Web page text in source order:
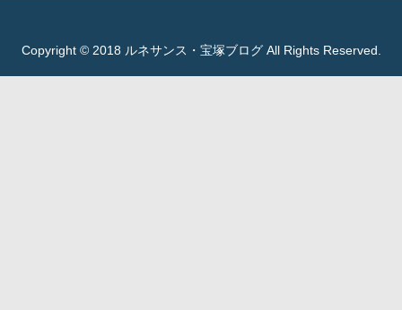
Copyright © 2018 ルネサンス・宝塚ブログ All Rights Reserved.